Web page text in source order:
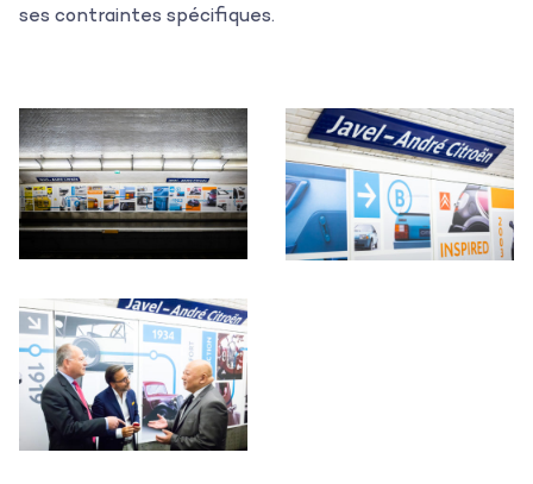
ses contraintes spécifiques.